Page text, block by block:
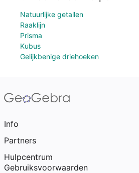
Natuurlijke getallen
Raaklijn
Prisma
Kubus
Gelijkbenige driehoeken
Info
Partners
Hulpcentrum
Gebruiksvoorwaarden